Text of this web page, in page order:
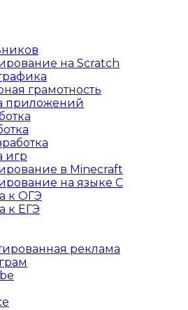
на Scratch
грамотность
приложений
игр
в Minecraft
на языке C
к ОГЭ
к ЕГЭ
реклама